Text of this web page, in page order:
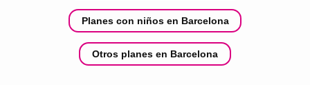
Planes con niños en Barcelona
Otros planes en Barcelona